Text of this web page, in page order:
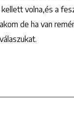
volna,és a
de ha van